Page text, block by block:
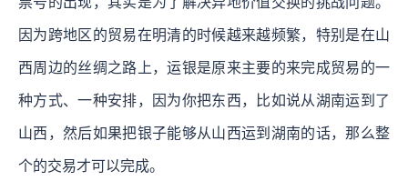
因为跨地区的贸易在明清的时候越来越频繁，特别是在山
西周边的丝绸之路上，运银是原来主要的来完成贸易的一
种方式、一种安排，因为你把东西，比如说从湖南运到了
山西，然后如果把银子能够从山西运到湖南的话，那么整
个的交易才可以完成。